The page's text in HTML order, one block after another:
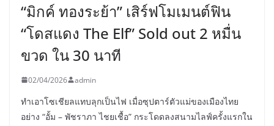
“มิกค์ ทองระย้า” เสิร์ฟโมเมนต์ฟิน
“โดสแดง The Elf” Sold out 2 หมื่น
ขวด ใน 30 นาที
02/04/2026 admin
ทำเอาโซเชียลแทบลุกเป็นไฟ เมื่อซุปตาร์ตัวแม่ของเมืองไทย
อย่าง “อั้ม – พัชราภา ไชยเชื้อ” กระโดดลงสนามไลฟ์ครั้งแรกใน